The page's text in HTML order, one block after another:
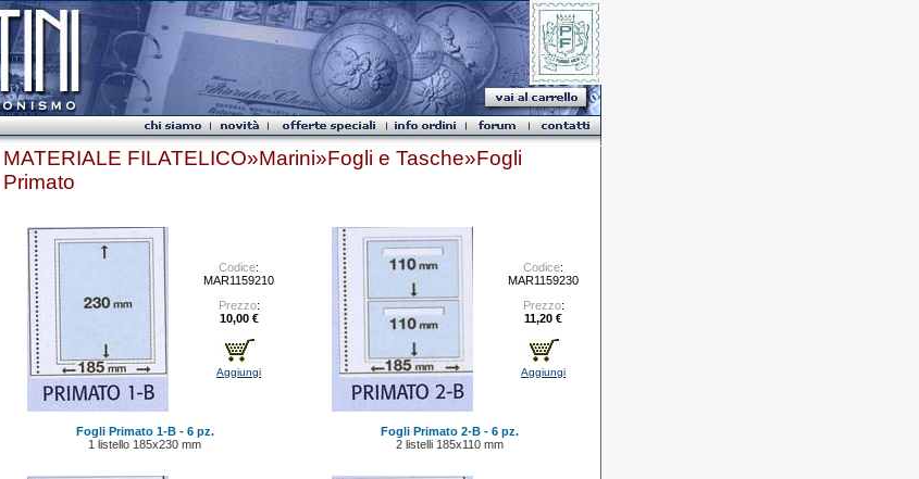
MATERIALE FILATELICO»Marini»Fogli e Tasche»Fogli
Primato
Codice:
MAR1159210
Prezzo:
10,00 €
Aggiungi
Fogli Primato 1-B - 6 pz.
1 listello 185x230 mm
Codice:
MAR1159230
Prezzo:
11,20 €
Aggiungi
Fogli Primato 2-B - 6 pz.
2 listelli 185x110 mm